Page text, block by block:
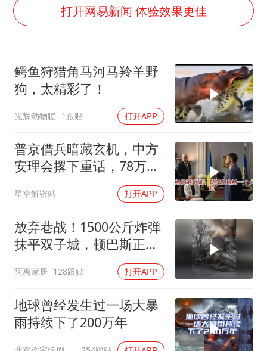
多地要求领导干部带头休假
女子利用漏洞0元薅走3000多件家电
关之琳否认与27岁模特的恋情
奋进开新局 实干挑大梁
打开网易新闻 体验效果更佳
鳄鱼狩猎角马河马羚羊野
狗，太精彩了！
光辉动物暖 1跟贴 打开APP
普京借兵暗藏玄机，中方
安理会撂下重话，78万件
星空解密站 打开APP
放弃巷战！1500公斤炸弹
抹平双子城，顿巴斯正变
阿离家居 128跟贴 打开APP
地球曾经发生过一场大暴
雨持续下了200万年